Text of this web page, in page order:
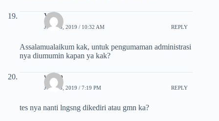
Via
JULI 25, 2019 / 10:32 AM REPLY
Assalamualaikum kak, untuk pengumaman administrasi
nya diumumin kapan ya kak?
wulan
JULI 25, 2019 / 7:19 PM REPLY
tes nya nanti lngsng dikediri atau gmn ka?